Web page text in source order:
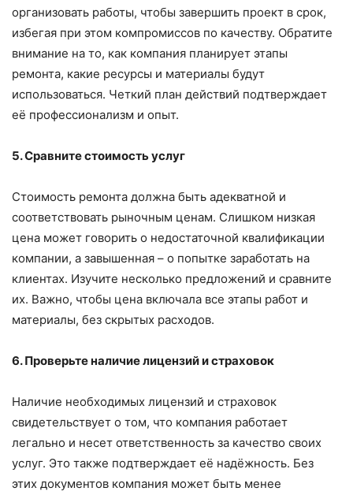
организовать работы, чтобы завершить проект в срок,
избегая при этом компромиссов по качеству. Обратите
внимание на то, как компания планирует этапы
ремонта, какие ресурсы и материалы будут
использоваться. Четкий план действий подтверждает
её профессионализм и опыт.
5. Сравните стоимость услуг
Стоимость ремонта должна быть адекватной и
соответствовать рыночным ценам. Слишком низкая
цена может говорить о недостаточной квалификации
компании, а завышенная – о попытке заработать на
клиентах. Изучите несколько предложений и сравните
их. Важно, чтобы цена включала все этапы работ и
материалы, без скрытых расходов.
6. Проверьте наличие лицензий и страховок
Наличие необходимых лицензий и страховок
свидетельствует о том, что компания работает
легально и несет ответственность за качество своих
услуг. Это также подтверждает её надёжность. Без
этих документов компания может быть менее